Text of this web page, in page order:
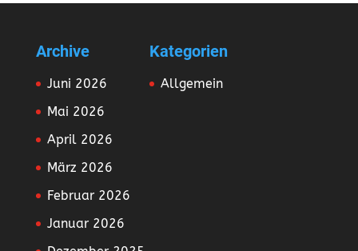
Archive
Juni 2026
Mai 2026
April 2026
März 2026
Februar 2026
Januar 2026
Kategorien
Allgemein